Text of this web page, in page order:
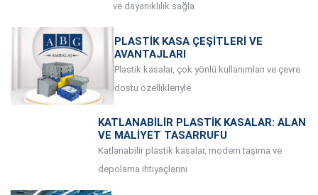
ve dayanıklılık sağla
PLASTIK KASA ÇEŞITLERI VE
AVANTAJLARI
Plastik kasalar, çok yönlü kullanımları ve çevre
dostu özellikleriyle
KATLANABILIR PLASTIK KASALAR: ALAN
VE MALIYET TASARRUFU
Katlanabilir plastik kasalar, modern taşıma ve
depolama ihtiyaçlarını